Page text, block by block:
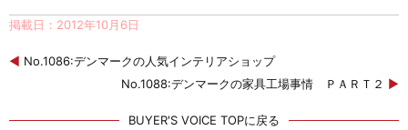
掲載日：2012年10月6日
◀ No.1086:デンマークの人気インテリアショップ
No.1088:デンマークの家具工場事情 ＰＡＲＴ２ ▶
BUYER'S VOICE TOPに戻る